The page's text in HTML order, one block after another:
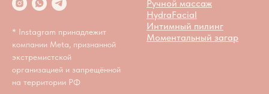
* Instagram принадлежит
компании Meta, признанной
экстремистской
организацией и запрещённой
на территории РФ
Ручной массаж
HydraFacial
Интимный пилинг
Моментальный загар